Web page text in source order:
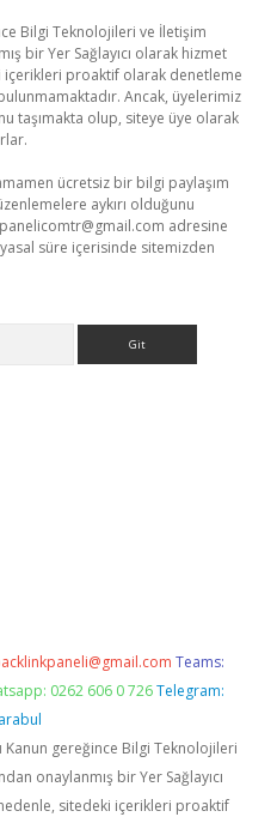
Bilgi Teknolojileri ve İletişim
bir Yer Sağlayıcı olarak hizmet
proaktif olarak denetleme
Ancak, üyelerimiz
taşımakta olup, siteye üye olarak
ücretsiz bir bilgi paylaşım
aykırı olduğunu
adresine
süre içerisinde sitemizden
Teams:
0262 606 0 726 Telegram:
Kanun gereğince Bilgi Teknolojileri
onaylanmış bir Yer Sağlayıcı
sitedeki içerikleri proaktif